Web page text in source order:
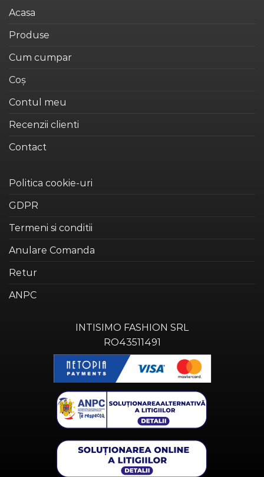
Acasa
Produse
Cum cumpar
Coș
Contul meu
Recenzii clienti
Contact
Politica cookie-uri
GDPR
Termeni si conditii
Anulare Comanda
Retur
ANPC
INTISIMO FASHION SRL
RO43511491